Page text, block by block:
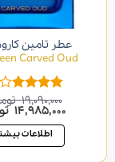
عطر تامین
Carved Oud
امتیاز
4.00از 5
19,090,000
قیمت
اصلی
19,090,000
بود.
14,985,000
اطلاعات